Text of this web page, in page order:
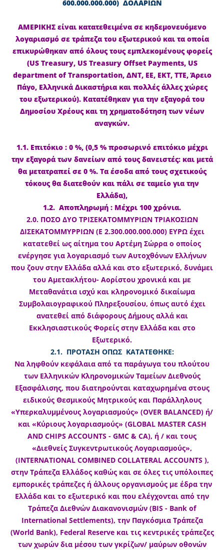
600.000.000.000) ΔΟΛΑΡΙΩΝ
ΑΜΕΡΙΚΗΣ είναι κατατεθειμένα σε κηδεμονευόμενο
λογαριασμό σε τράπεζα του εξωτερικού και τα οποία
επικυρώθηκαν από όλους τους εμπλεκομένους φορείς
(US Treasury, US Treasury Offset Payments, US
department of Transportation, ΔΝΤ, ΕΕ, ΕΚΤ, ΤΤΕ, Άρειο
Πάγο, Ελληνικά Δικαστήρια και πολλές άλλες χώρες
του εξωτερικού). Κατατέθηκαν για την εξαγορά του
Δημοσίου Χρέους και τη χρηματοδότηση των νέων
αναγκών.
1.1. Επιτόκιο : 0 %, (0,5 % προσωρινό επιτόκιο μέχρι
την εξαγορά των δανείων από τους δανειστές: και μετά
θα μετατραπεί σε 0 %. Τα έσοδα από τους σχετικούς
τόκους θα διατεθούν και πάλι σε ταμείο για την
Ελλάδα),
1.2. Αποπληρωμή : Μέχρι 100 χρόνια.
2.0. ΠΟΣΟ ΔΥΟ ΤΡΙΣΕΚΑΤΟΜΜΥΡΙΩΝ ΤΡΙΑΚΟΣΙΩΝ
ΔΙΣΕΚΑΤΟΜΜΥΡΡΙΩΝ (Ε 2.300.000.000.000) ΕΥΡΩ έχει
κατατεθεί ως αίτημα του Αρτέμη Σώρρα ο οποίος
ενέργησε για λογαριασμό των Αυτοχθόνων Ελλήνων
που ζουν στην Ελλάδα αλλά και στο εξωτερικό, δυνάμει
του Αμετακλήτου- Αορίστου χρονικά και με
Μεταθανάτια ισχύ και κληρονομικό δικαίωμα
Συμβολαιογραφικού Πληρεξουσίου, όπως αυτό έχει
ανατεθεί από διάφορους Δήμους αλλά και
Εκκλησιαστικούς Φορείς στην Ελλάδα και στο
Εξωτερικό.
2.1. ΠΡΟΤΑΣΗ ΟΠΩΣ ΚΑΤΑΤΕΘΗΚΕ:
Να ληφθούν κεφάλαια από τα παράγωγα του πλούτου
των Ελληνικών Κληρονομικών Ταμείων Διεθνούς
Εξασφάλισης, που διατηρούνται καταχωρημένα στους
ειδικούς Θεσμικούς Μητρικούς και Παράλληλους
«Υπερκαλυμμένους λογαριασμούς» (OVER BALANCED) ή/
και «Κύριους λογαριασμούς» (GLOBAL MASTER CASH
AND CHIPS ACCOUNTS - GMC & CA), ή / και τους
«Διεθνείς Συγκεντρωτικούς Λογαριασμούς»,
(INTERNATIONAL COMBINED COLLATERAL ACCOUNTS ),
στην Τράπεζα Ελλάδος καθώς και σε όλες τις υπόλοιπες
εμπορικές τράπεζες ή άλλους οργανισμούς με έδρα την
Ελλάδα και το εξωτερικό και που ελέγχονται από την
Τράπεζα Διεθνών Διακανονισμών (BIS - Bank of
International Settlements), την Παγκόσμια Τράπεζα
(World Bank), Federal Reserve και τις κεντρικές τράπεζες
των χωρών δια μέσου των γκρίζων/ μαύρων οθονών